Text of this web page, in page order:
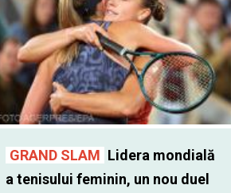
GRAND SLAM Lidera mondială
a tenisului feminin, un nou duel